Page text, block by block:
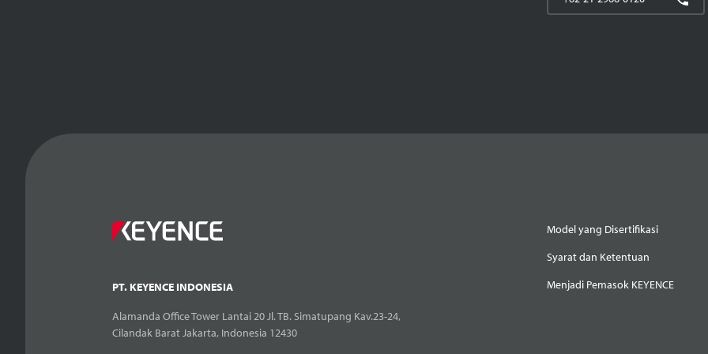
PT. KEYENCE INDONESIA
Alamanda Office Tower Lantai 20 Jl. TB. Simatupang Kav.23-24,
Cilandak Barat Jakarta, Indonesia 12430
Model yang Disertifikasi
Syarat dan Ketentuan
Menjadi Pemasok KEYENCE